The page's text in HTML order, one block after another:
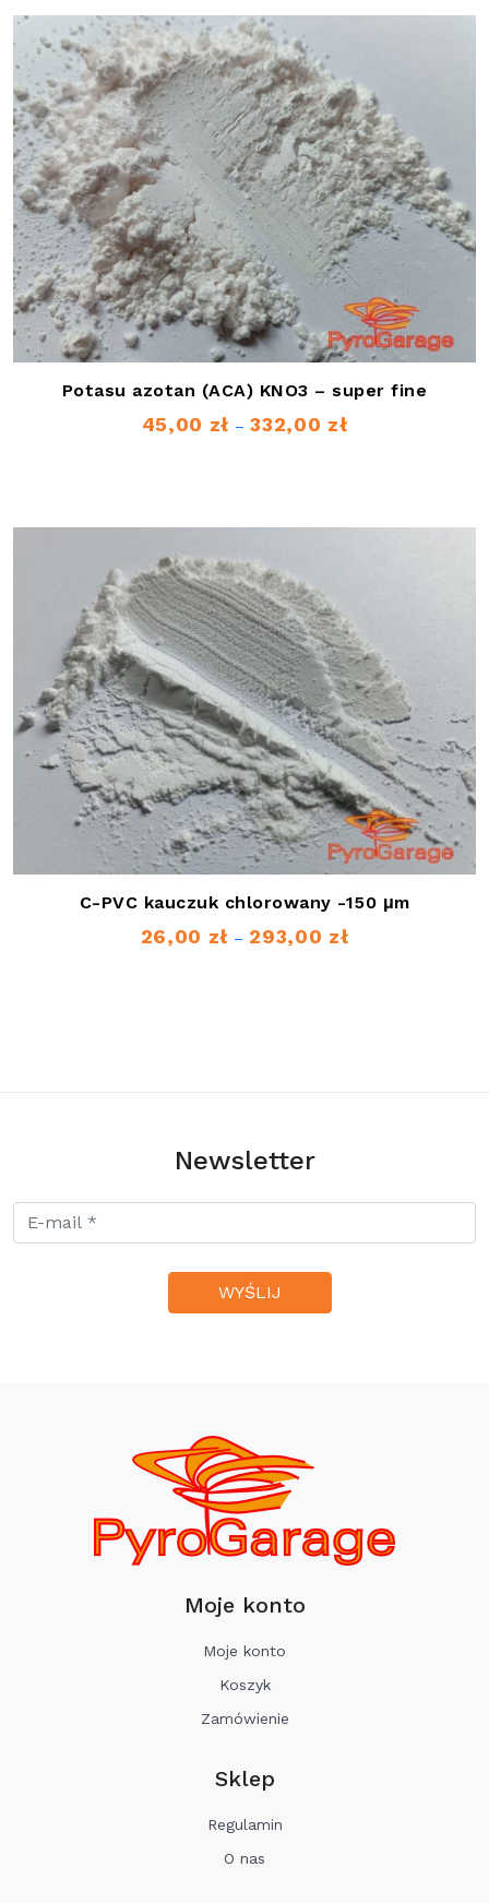
Potasu azotan (ACA) KNO3 – super fine
45,00 zł – 332,00 złZakres
C-PVC kauczuk chlorowany -150 μm
26,00 zł – 293,00 złZakres
Newsletter
Moje konto
Moje konto
Koszyk
Zamówienie
Sklep
Regulamin
O nas